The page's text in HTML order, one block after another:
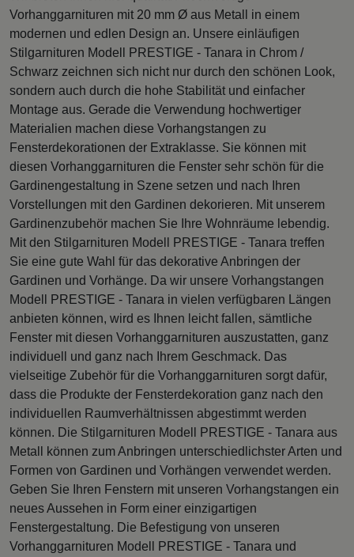
Vorhanggarnituren mit 20 mm Ø aus Metall in einem
modernen und edlen Design an. Unsere einläufigen
Stilgarnituren Modell PRESTIGE - Tanara in Chrom /
Schwarz zeichnen sich nicht nur durch den schönen Look,
sondern auch durch die hohe Stabilität und einfacher
Montage aus. Gerade die Verwendung hochwertiger
Materialien machen diese Vorhangstangen zu
Fensterdekorationen der Extraklasse. Sie können mit
diesen Vorhanggarnituren die Fenster sehr schön für die
Gardinengestaltung in Szene setzen und nach Ihren
Vorstellungen mit den Gardinen dekorieren. Mit unserem
Gardinenzubehör machen Sie Ihre Wohnräume lebendig.
Mit den Stilgarnituren Modell PRESTIGE - Tanara treffen
Sie eine gute Wahl für das dekorative Anbringen der
Gardinen und Vorhänge. Da wir unsere Vorhangstangen
Modell PRESTIGE - Tanara in vielen verfügbaren Längen
anbieten können, wird es Ihnen leicht fallen, sämtliche
Fenster mit diesen Vorhanggarnituren auszustatten, ganz
individuell und ganz nach Ihrem Geschmack. Das
vielseitige Zubehör für die Vorhanggarnituren sorgt dafür,
dass die Produkte der Fensterdekoration ganz nach den
individuellen Raumverhältnissen abgestimmt werden
können. Die Stilgarnituren Modell PRESTIGE - Tanara aus
Metall können zum Anbringen unterschiedlichster Arten und
Formen von Gardinen und Vorhängen verwendet werden.
Geben Sie Ihren Fenstern mit unseren Vorhangstangen ein
neues Aussehen in Form einer einzigartigen
Fenstergestaltung. Die Befestigung von unseren
Vorhanggarnituren Modell PRESTIGE - Tanara und